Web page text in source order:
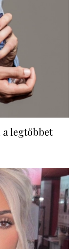
legtöbbet